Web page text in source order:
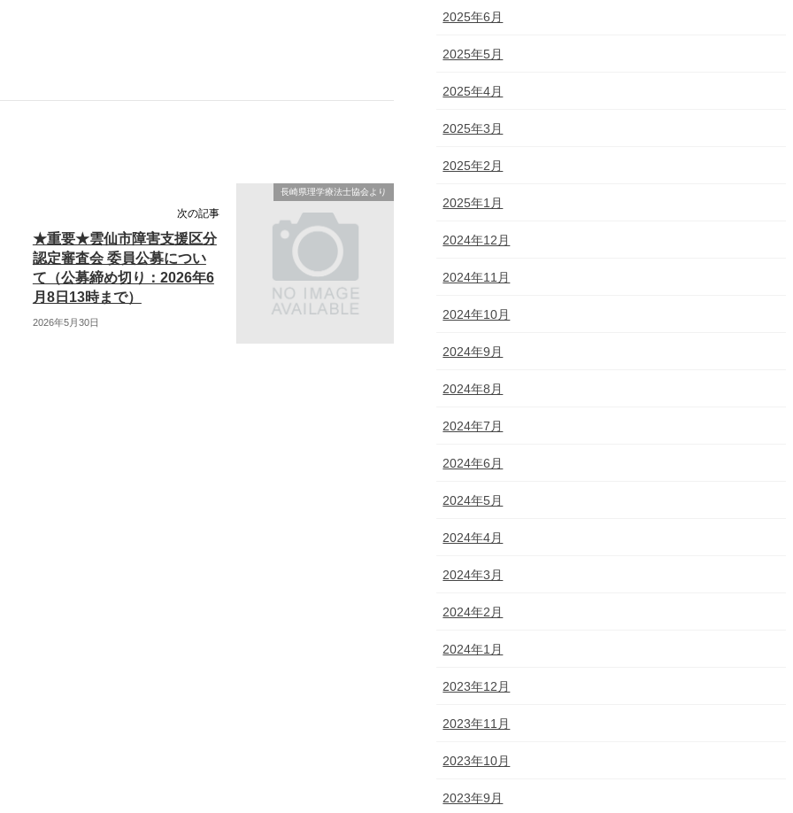
長崎県理学療法士協会より
次の記事
★重要★雲仙市障害支援区分
認定審査会 委員公募につい
て（公募締め切り：2026年6
月8日13時まで）
2026年5月30日
2025年6月
2025年5月
2025年4月
2025年3月
2025年2月
2025年1月
2024年12月
2024年11月
2024年10月
2024年9月
2024年8月
2024年7月
2024年6月
2024年5月
2024年4月
2024年3月
2024年2月
2024年1月
2023年12月
2023年11月
2023年10月
2023年9月